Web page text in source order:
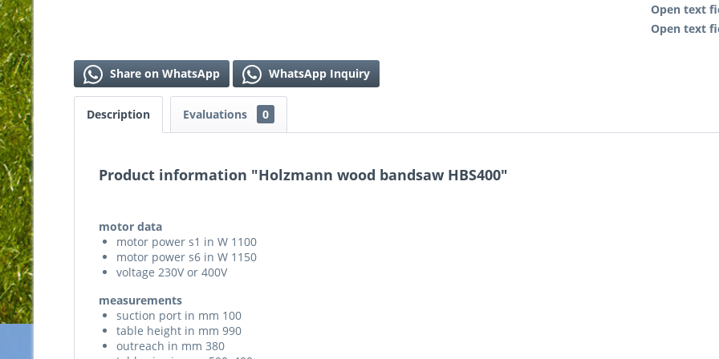
Open text
Open text
Share on WhatsApp WhatsApp Inquiry
Description Evaluations 0
Product information "Holzmann wood bandsaw HBS400"
motor data
motor power s1 in W 1100
motor power s6 in W 1150
voltage 230V or 400V
measurements
suction port in mm 100
table height in mm 990
outreach in mm 380